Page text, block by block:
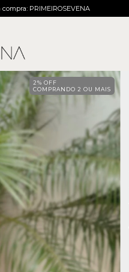
PRIMEIROSEVENA
2% OFF
COMPRANDO 2 OU MAIS